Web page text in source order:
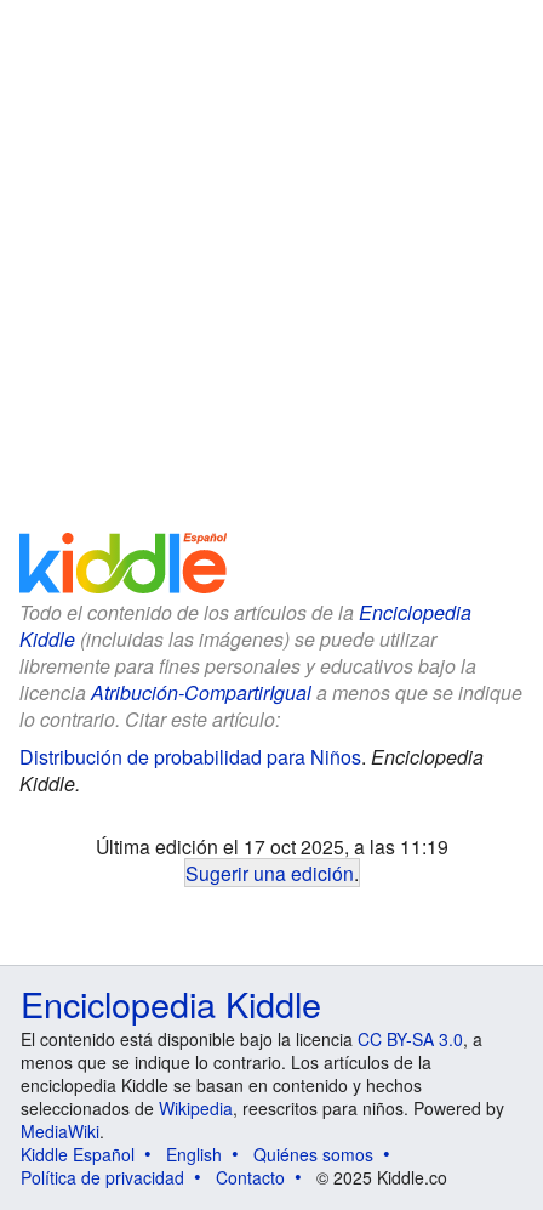
Todo el contenido de los artículos de la Enciclopedia
Kiddle (incluidas las imágenes) se puede utilizar
libremente para fines personales y educativos bajo la
licenciaAtribución-CompartirIguala menos que se indique
lo contrario. Citar este artículo:
Distribución de probabilidad para Niños. Enciclopedia
Kiddle.
Última edición el 17 oct 2025, a las 11:19
Sugerir una edición.
Enciclopedia Kiddle
El contenido está disponible bajo la licencia CC BY-SA 3.0, a
menos que se indique lo contrario. Los artículos de la
enciclopedia Kiddle se basan en contenido y hechos
seleccionados de Wikipedia, reescritos para niños. Powered by
MediaWiki.
Kiddle Español
English
Quiénes somos
Política de privacidad
Contacto © 2025 Kiddle.co